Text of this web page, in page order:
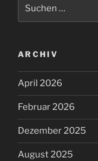
nach:
ARCHIV
April 2026
Februar 2026
Dezember 2025
August 2025